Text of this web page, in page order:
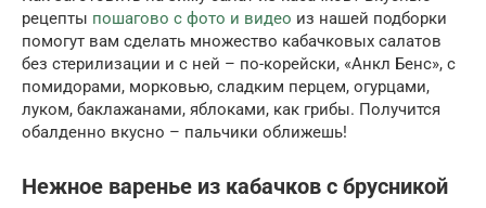
рецепты пошагово с фото и видео из нашей подборки
помогут вам сделать множество кабачковых салатов
без стерилизации и с ней – по-корейски, «Анкл Бенс», с
помидорами, морковью, сладким перцем, огурцами,
луком, баклажанами, яблоками, как грибы. Получится
обалденно вкусно – пальчики оближешь!
Нежное варенье из кабачков с брусникой